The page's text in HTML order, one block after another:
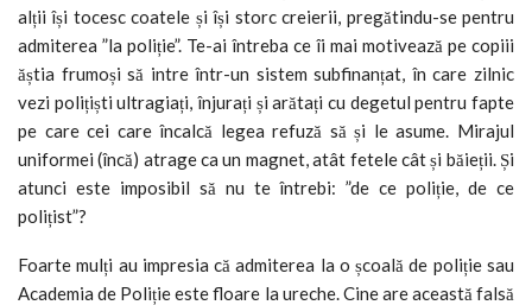
alții își tocesc coatele și își storc creierii, pregătindu-se pentru
admiterea ”la poliție”. Te-ai întreba ce îi mai motivează pe copiii
ăștia frumoși să intre într-un sistem subfinanțat, în care zilnic
vezi polițiști ultragiați, înjurați și arătați cu degetul pentru fapte
pe care cei care încalcă legea refuză să și le asume. Mirajul
uniformei (încă) atrage ca un magnet, atât fetele cât și băieții. Și
atunci este imposibil să nu te întrebi: ”de ce poliție, de ce
polițist”?
Foarte mulți au impresia că admiterea la o școală de poliție sau
Academia de Poliție este floare la ureche. Cine are această falsă